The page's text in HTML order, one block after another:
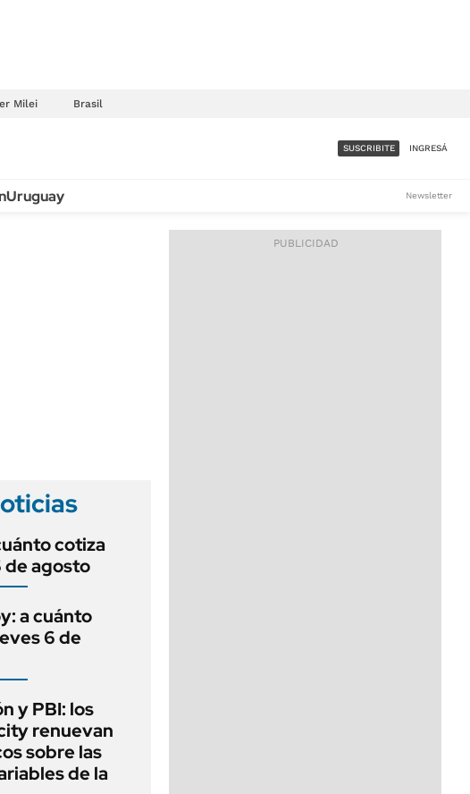
Milei Brasil
ACCESO FULL - $1.800/MES
SUSCRIBITE INGRESÁ
Uruguay Newsletter
cotiza
de agosto
a cuánto
6 de
y PBI: los
renuevan
sobre las
de la